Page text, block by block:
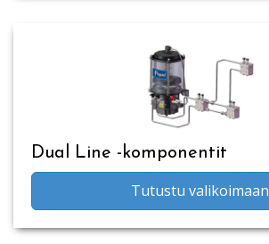
Dual Line -komponentit
Tutustu valikoimaan